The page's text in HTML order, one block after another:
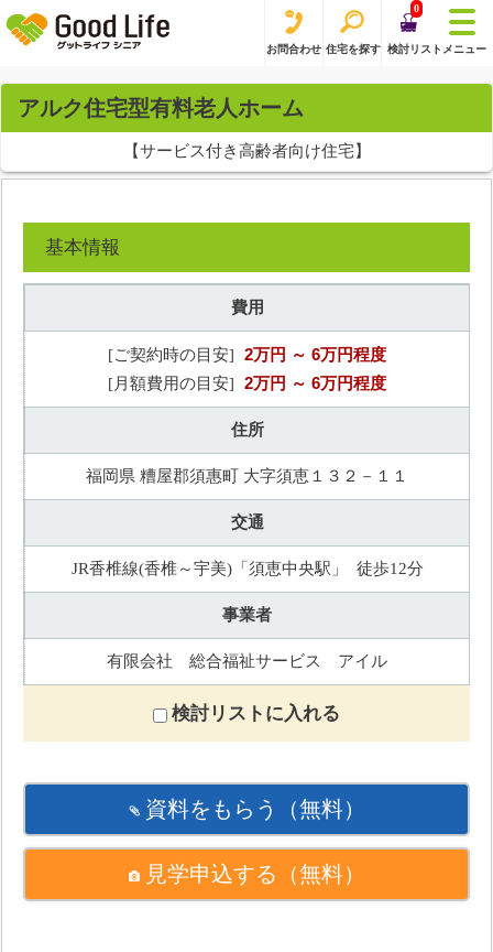
お問合わせ 住宅を探す
0
検討リスト メニュー
アルク住宅型有料老人ホーム
【サービス付き高齢者向け住宅】
基本情報
費用
[ご契約時の目安] 2万円 ～ 6万円程度
[月額費用の目安] 2万円 ～ 6万円程度
住所
福岡県 糟屋郡須惠町 大字須恵１３２－１１
交通
JR香椎線(香椎～宇美)「須恵中央駅」 徒歩12分
事業者
有限会社 総合福祉サービス アイル
検討リストに入れる
資料をもらう （無料）
見学申込する （無料）